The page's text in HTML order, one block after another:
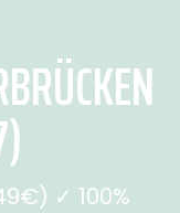
✓ 100%